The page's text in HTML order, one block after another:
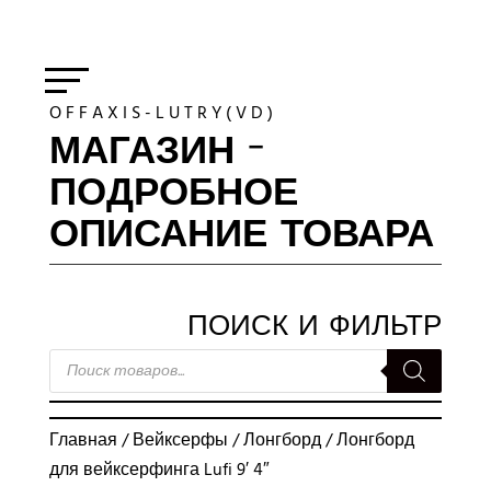
O F F A X I S - L U T R Y ( V D )
МАГАЗИН -
ПОДРОБНОЕ
ОПИСАНИЕ ТОВАРА
ПОИСК И ФИЛЬТР
ПОИСК
ТОВАРОВ
Главная /Вейксерфы /Лонгборд/ Лонгборд
для вейксерфинга Lufi 9′ 4″